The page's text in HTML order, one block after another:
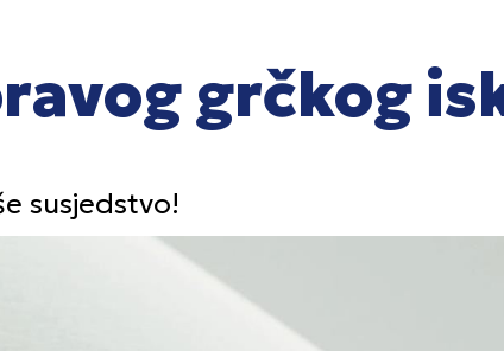
grčkog
susjedstvo!